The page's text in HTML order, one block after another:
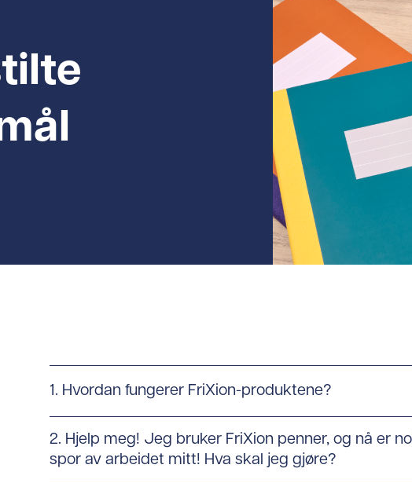
1. Hvordan fungerer FriXion-produktene?
2. Hjelp meg! Jeg bruker FriXion penner, og nå er
spor av arbeidet mitt! Hva skal jeg gjøre?